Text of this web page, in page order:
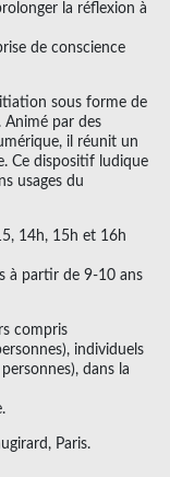
la réflexion à
de conscience
sous forme de
Animé par des
il réunit un
Ce dispositif ludique
usages du
14h, 15h et 16h
à partir de 9-10 ans
compris
individuels
dans la
Paris.